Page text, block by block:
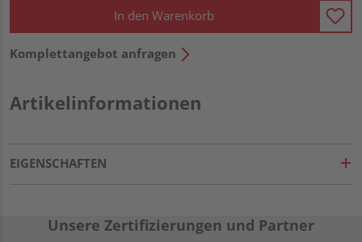
In den Warenkorb
Komplettangebot anfragen
Artikelinformationen
EIGENSCHAFTEN
Unsere Zertifizierungen und Partner